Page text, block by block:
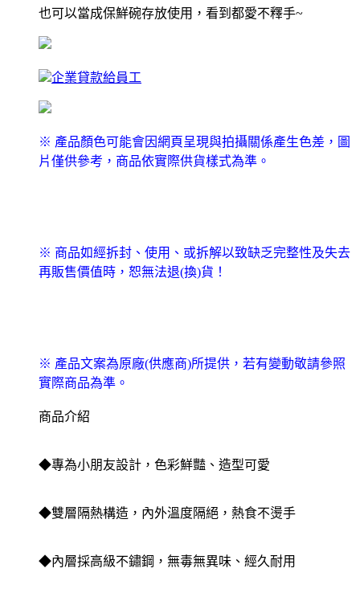
也可以當成保鮮碗存放使用，看到都愛不釋手~
企業貸款給員工
※ 產品顏色可能會因網頁呈現與拍攝關係產生色差，圖
片僅供參考，商品依實際供貨樣式為準。
※ 商品如經拆封、使用、或拆解以致缺乏完整性及失去
再販售價值時，恕無法退(換)貨！
※ 產品文案為原廠(供應商)所提供，若有變動敬請參照
實際商品為準。
商品介紹
◆專為小朋友設計，色彩鮮豔、造型可愛
◆雙層隔熱構造，內外溫度隔絕，熱食不燙手
◆內層採高級不鏽鋼，無毒無異味、經久耐用